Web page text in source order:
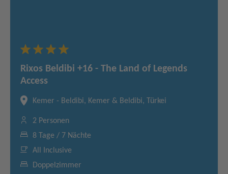
Rixos Beldibi +16 - The Land of Legends
Access
Kemer - Beldibi, Kemer & Beldibi, Türkei
2 Personen
8 Tage / 7 Nächte
All Inclusive
Doppelzimmer